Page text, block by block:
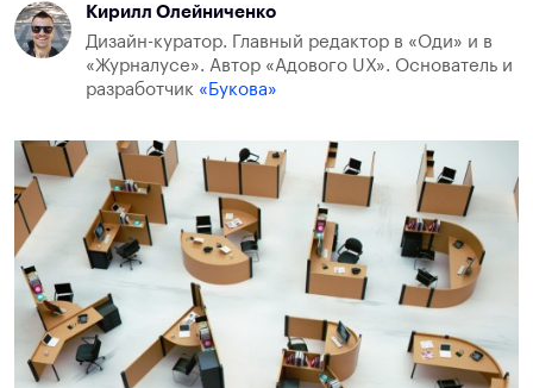
Кирилл Олейниченко
Дизайн-куратор. Главный редактор в «Оди» и в
«Журналусе». Автор «Адового UX». Основатель и
разработчик «Букова»